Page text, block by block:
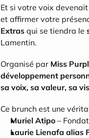
Et si votre voix
et affirmer votre
Extras qui se tiendra le
Lamentin.
Organisé par Miss
développement
sa voix, sa valeur, sa
Ce brunch est une
Muriel Atipo –
Laurie Lienafa alias